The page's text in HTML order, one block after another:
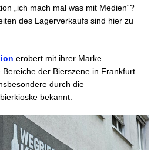
„ich mach mal was mit Medien“?
des Lagerverkaufs sind hier zu
erobert mit ihrer Marke
Bereiche der Bierszene in Frankfurt
durch die
bekannt.